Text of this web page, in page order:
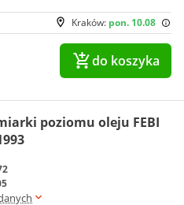
Kraków: pon. 10.08
do koszyka
poziomu oleju FEBI